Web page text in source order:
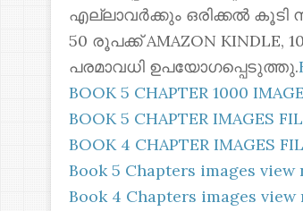
എല്ലാവർക്കും ഒരിക്കൽ കൂടി
50 രൂപക്ക് AMAZON
പരമാവധി ഉപയോഗപ്പെടുത്തു.
BOOK 5 CHAPTER 1000
BOOK 5 CHAPTER IMAGES
BOOK 4 CHAPTER IMAGES
Book 5 Chapters images view
Book 4 Chapters images view